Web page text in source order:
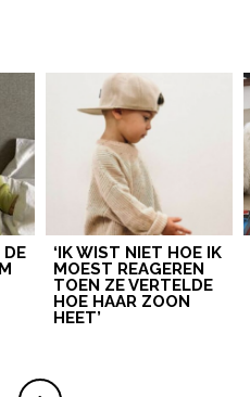
DE
‘IK WIST NIET HOE IK
MOEST REAGEREN
TOEN ZE VERTELDE
HOE HAAR ZOON
HEET’